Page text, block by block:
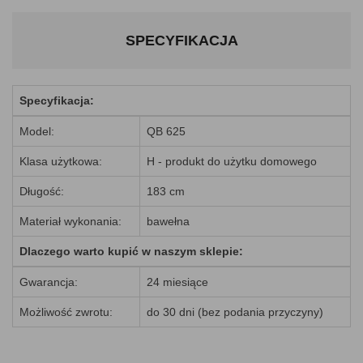
SPECYFIKACJA
Specyfikacja:
Model: QB 625
Klasa użytkowa: H - produkt do użytku domowego
Długość: 183 cm
Materiał wykonania: bawełna
Dlaczego warto kupić w naszym sklepie:
Gwarancja: 24 miesiące
Możliwość zwrotu: do 30 dni (bez podania przyczyny)